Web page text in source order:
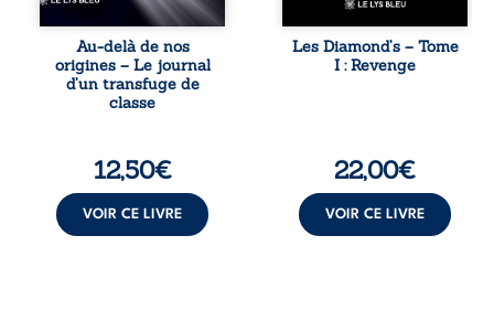
prix invisible. Pris
entre deux
mondes, l’homme
réalise que les
succès
professionnels ne
Au-delà de nos
origines – Le journal
d’un transfuge de
classe
12,50€
VOIR CE LIVRE
croise sa route.
Chef d’une famille
de Nomads, Juan
Les Diamond’s – Tome
I : Revenge
22,00€
VOIR CE LIVRE